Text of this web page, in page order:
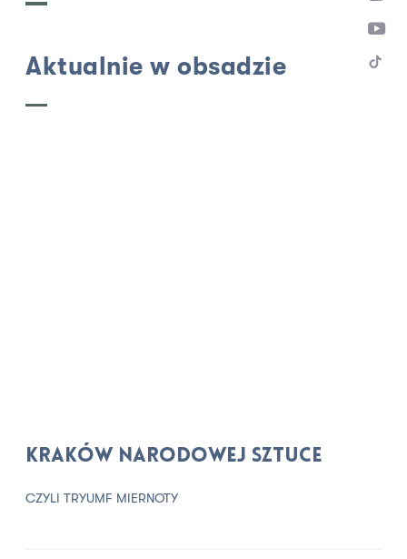
Aktualnie w obsadzie
Kraków narodowej sztuce
CZYLI TRYUMF MIERNOTY